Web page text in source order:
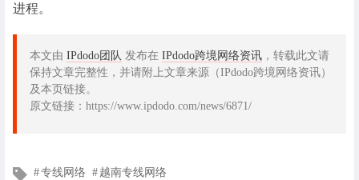
进程。
本文由 IPdodo团队 发布在 IPdodo跨境网络资讯 ，转载此文请
保持文章完整性，并请附上文章来源（IPdodo跨境网络资讯）
及本页链接。
原文链接：https://www.ipdodo.com/news/6871/
文专线网络 越南专线网络